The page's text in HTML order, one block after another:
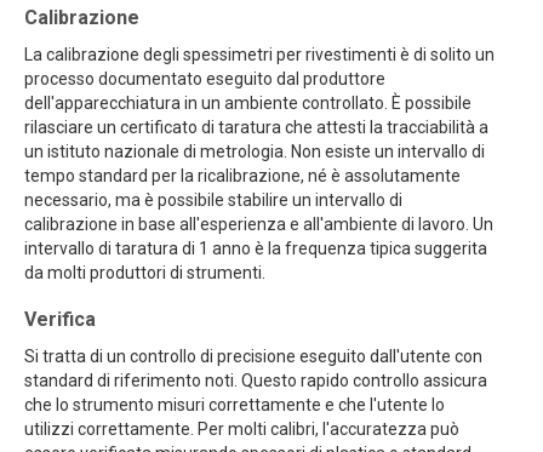
Calibrazione
La calibrazione degli spessimetri per rivestimenti è di solito un
processo documentato eseguito dal produttore
dell'apparecchiatura in un ambiente controllato. È possibile
rilasciare un certificato di taratura che attesti la tracciabilità a
un istituto nazionale di metrologia. Non esiste un intervallo di
tempo standard per la ricalibrazione, né è assolutamente
necessario, ma è possibile stabilire un intervallo di
calibrazione in base all'esperienza e all'ambiente di lavoro. Un
intervallo di taratura di 1 anno è la frequenza tipica suggerita
da molti produttori di strumenti.
Verifica
Si tratta di un controllo di precisione eseguito dall'utente con
standard di riferimento noti. Questo rapido controllo assicura
che lo strumento misuri correttamente e che l'utente lo
utilizzi correttamente. Per molti calibri, l'accuratezza può